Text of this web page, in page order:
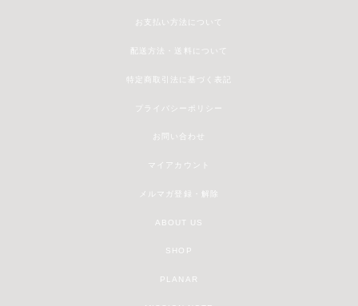
お支払い方法について
配送方法・送料について
特定商取引法に基づく表記
プライバシーポリシー
お問い合わせ
マイアカウント
メルマガ登録・解除
ABOUT US
SHOP
PLANAR